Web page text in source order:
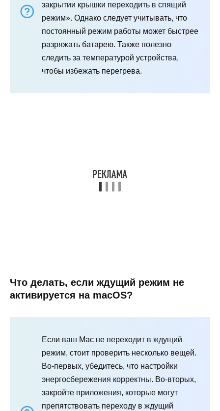
закрытии крышки переходить в спящий
режим». Однако следует учитывать, что
постоянный режим работы может быстрее
разряжать батарею. Также полезно
следить за температурой устройства,
чтобы избежать перегрева.
Что делать, если ждущий режим не
активируется на macOS?
Если ваш Mac не переходит в ждущий
режим, стоит проверить несколько вещей.
Во-первых, убедитесь, что настройки
энергосбережения корректны. Во-вторых,
закройте приложения, которые могут
препятствовать переходу в ждущий